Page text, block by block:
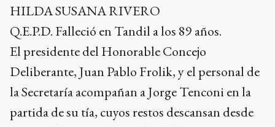
HILDA SUSANA RIVERO
Q.E.P.D. Falleció en Tandil a los 89 años.
El presidente del Honorable Concejo
Deliberante, Juan Pablo Frolik, y el personal de
la Secretaría acompañan a Jorge Tenconi en la
partida de su tía, cuyos restos descansan desde